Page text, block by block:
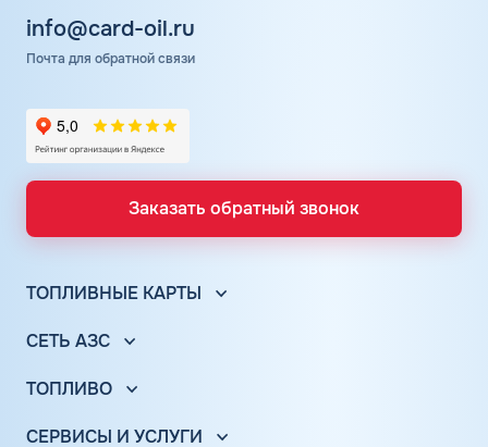
info@card-oil.ru
Почта для обратной связи
Заказать обратный звонок
ТОПЛИВНЫЕ КАРТЫ
Топливные карты КАРДЕКС
Топливные карты Лукойл
СЕТЬ АЗС
АЗС Лукойл
АЗС Газпромнефть
ТОПЛИВО
СЕРВИСЫ И УСЛУГИ